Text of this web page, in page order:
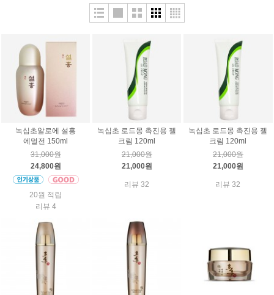
녹십초알로에 설홍
에멀전 150ml
31,000원
24,800원
20원 적립
리뷰 4
녹십초 로드몽 촉진용 젤
크림 120ml
21,000원
21,000원
리뷰 32
녹십초 로드몽 촉진용 젤
크림 120ml
21,000원
21,000원
리뷰 32